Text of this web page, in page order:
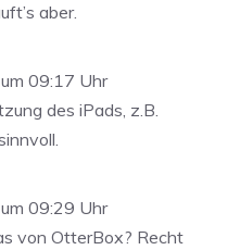
aber.
09:17 Uhr
des iPads, z.B.
09:29 Uhr
von OtterBox? Recht